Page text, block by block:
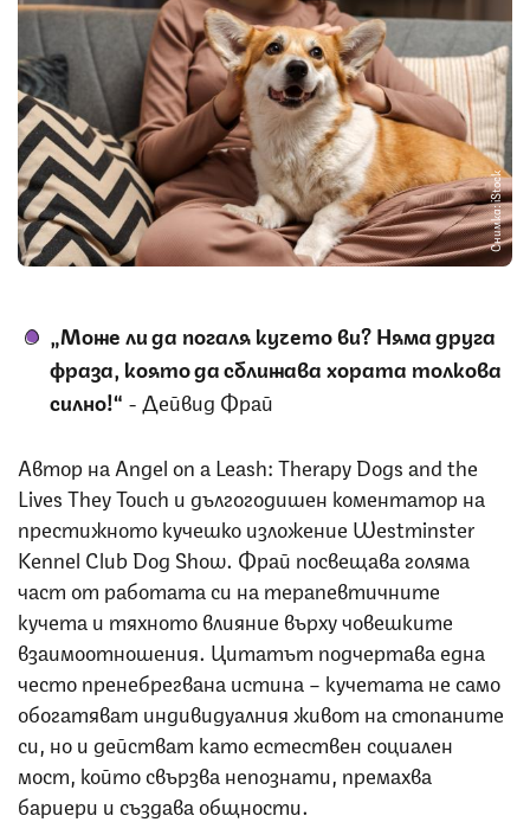
Снимка: iStock
„Може ли да погаля кучето ви? Няма друга
фраза, която да сближава хората толкова
силно!“ - Дейвид Фрай
Автор на Angel on a Leash: Therapy Dogs and the
Lives They Touch и дългогодишен коментатор на
престижното кучешко изложение Westminster
Kennel Club Dog Show. Фрай посвещава голяма
част от работата си на терапевтичните
кучета и тяхното влияние върху човешките
взаимоотношения. Цитатът подчертава една
често пренебрегвана истина – кучетата не само
обогатяват индивидуалния живот на стопаните
си, но и действат като естествен социален
мост, който свързва непознати, премахва
бариери и създава общности.